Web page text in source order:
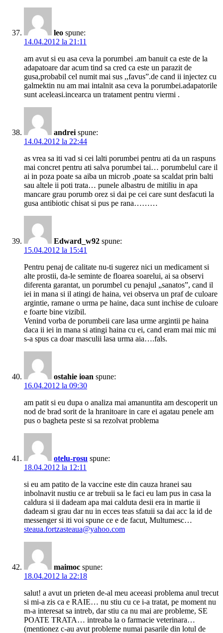
leo spune:
14.04.2012 la 21:11
am avut si eu asa ceva la porumbei .am banuit ca este de la
adapatoare dar acum tind sa cred ca este un parazit de
gusa,probabil cel numit mai sus ,,favus”.de cand ii injectez cu
galmektin nu am mai intalnit asa ceva la porumbei.adapatorile
sunt aceleasi.incearca un tratament pentru viermi .
andrei spune:
14.04.2012 la 22:44
as vrea sa iti vad si cei lalti porumbei pentru ati da un raspuns
mai concret pentru ati salva porumbei tai… porumbelul care il
ai in poza poate sa aiba un microb ,poate sa scaldat prin balti
sau altele ii poti trata… punele albastru de mitiliu in apa
mancare grau porumb orez si dai pe cei care sunt desfacuti la
gusa antibiotic chisat si pus pe rana………
Edward_w92 spune:
15.04.2012 la 15:41
Pentru penaj de calitate nu-ti sugerez nici un medicament si
alte prostii, da-le seminte de floarea soarelui, ai sa observi
diferenta garantat, un porumbel cu penajul „sanatos”, cand il
iei in mana si il atingi de haina, vei observa un praf de culoare
argintie, ramane o urma pe haine, daca sunt inchise de culoare
e foarte bine vizibil.
Venind vorba de porumbeii care lasa urme argintii pe haina
daca ii iei in mana si atingi haina cu ei, cand eram mai mic mi
s-a spus ca doar masculii lasa urma aia….fals.
ostahie ioan spune:
16.04.2012 la 09:30
am patit si eu dupa o analiza mai amanuntita am descoperit un
nod de brad sorit de la hranitoare in care ei agatau penele am
pus o bagheta peste si sa rezolvat problema
otelu-rosu spune:
18.04.2012 la 12:11
si eu am patito de la vaccine este din cauza hranei sau
inbolnavit nustiu ce ar trebuii sa le faci eu lam pus in casa la
caldura si ii dadeam apa mai calduta desii era in martie ii
dadeam si grau dar nu in ecces teas sfatuii sa dai acc la id de
messenger si iti voi spune ce e de facut, Multumesc…
steaua.fortzasteaua@yahoo.com
maimoc spune:
18.04.2012 la 22:18
salut! a avut un prieten de-al meu aceeasi problema anul trecut
si mi-a zis ca e RAIE… nu stiu cu ce i-a tratat, pe moment nu
m-a interesat sa intreb, dar stiu ca nu mai are probleme, SE
POATE TRATA… intreaba la o farmacie veterinara…
(mentionez c-au avut probleme numai pasarile din lotul de